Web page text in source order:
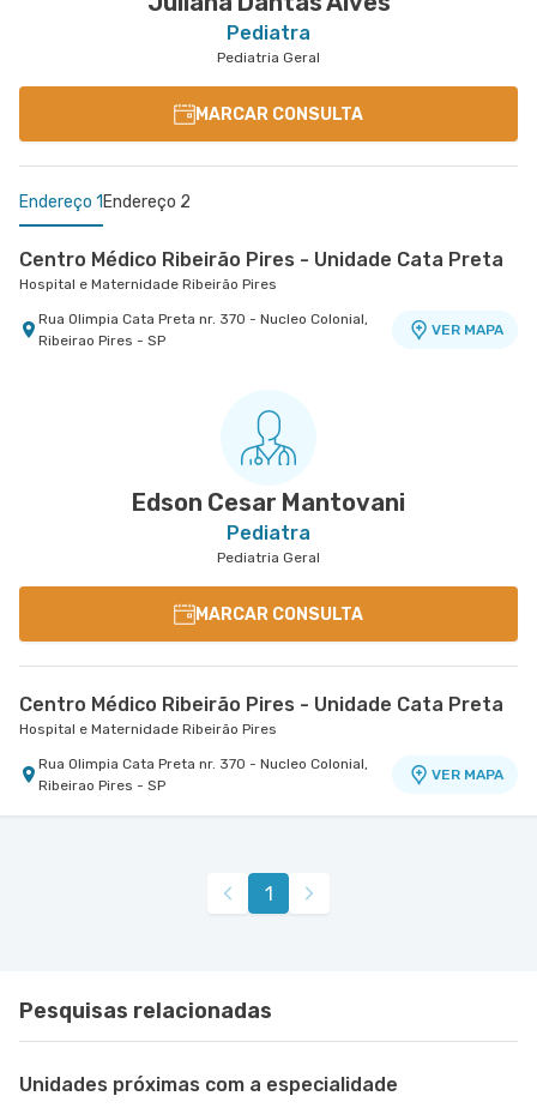
Pediatra
Pediatria Geral
MARCAR CONSULTA
Endereço 1 Endereço 2
Centro Médico Ribeirão Pires - Unidade Cata Preta
Hospital e Maternidade Ribeirão Pires
Rua Olimpia Cata Preta nr. 370 - Nucleo Colonial,
Ribeirao Pires - SP
VER MAPA
Rua Frei Gaspar nr. 941 - Centro, Sao Bernardo
Edson Cesar Mantovani
Pediatra
Pediatria Geral
MARCAR CONSULTA
Centro Médico Ribeirão Pires - Unidade Cata Preta
Hospital e Maternidade Ribeirão Pires
Rua Olimpia Cata Preta nr. 370 - Nucleo Colonial,
Ribeirao Pires - SP
VER MAPA
1
Pesquisas relacionadas
Unidades próximas com a especialidade